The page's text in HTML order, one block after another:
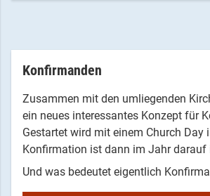
Konfirmanden
Zusammen mit den umliegenden
ein neues interessantes Konzept für
Gestartet wird mit einem Church Day
Konfirmation ist dann im Jahr darauf
Und was bedeutet eigentlich